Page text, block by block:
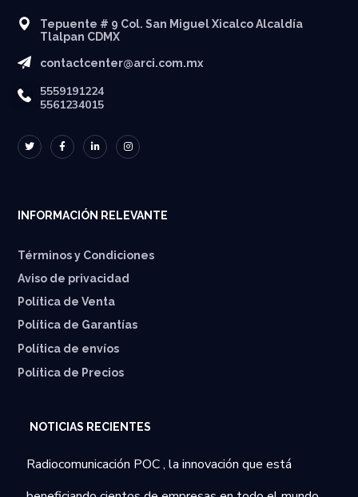
Tepuente # 9 Col. San Miguel Xicalco Alcaldía
Tlalpan CDMX
contactcenter@arci.com.mx
5559191224
5561234015
INFORMACIÓN RELEVANTE
Términos y Condiciones
Aviso de privacidad
Política de Venta
Política de Garantías
⁠Política de envíos
Política de Precios
NOTICIAS RECIENTES
Radiocomunicación POC , la innovación que está